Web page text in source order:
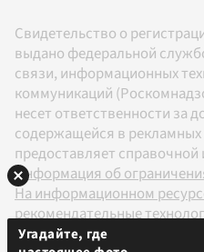
Свидетельство о
выдано федеральной
связи, информационных
коммуникаций
несет ответственности за
содержащейся в
предоставляет
Информация об
На информационном
рекомендательные
Правилами
Угадайте, где